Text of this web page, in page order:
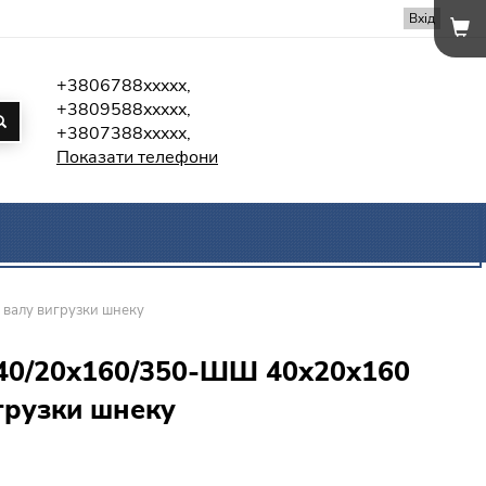
Вхід
+3806788xxxxx,
+3809588xxxxx,
+3807388xxxxx,
Показати телефони
вигрузки шнеку
20х160/350-ШШ 40х20х160
шнеку